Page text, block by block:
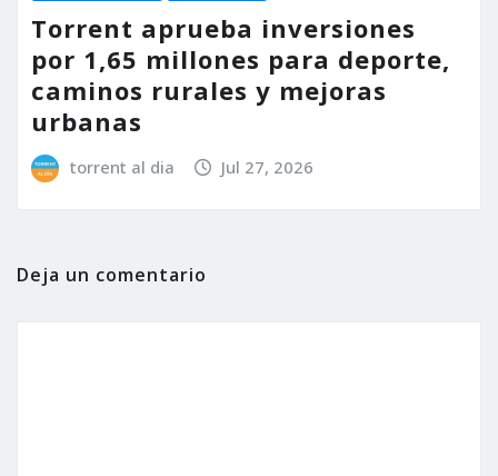
Torrent aprueba inversiones
por 1,65 millones para deporte,
caminos rurales y mejoras
urbanas
torrent al dia Jul 27, 2026
Deja un comentario